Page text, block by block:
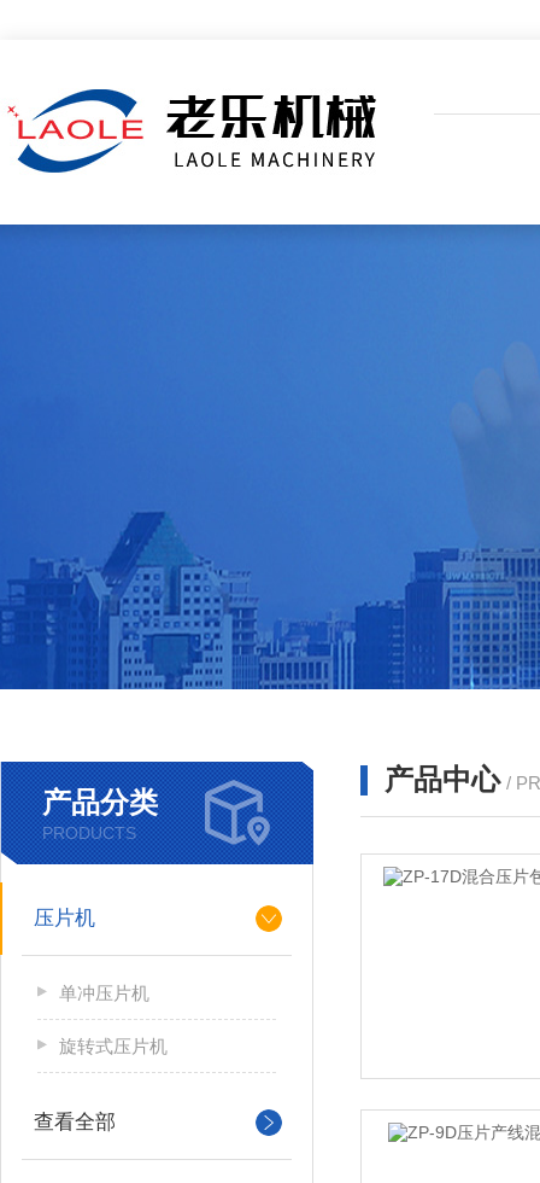
产品分类
PRODUCTS
压片机
单冲压片机
旋转式压片机
查看全部
产品中心 /